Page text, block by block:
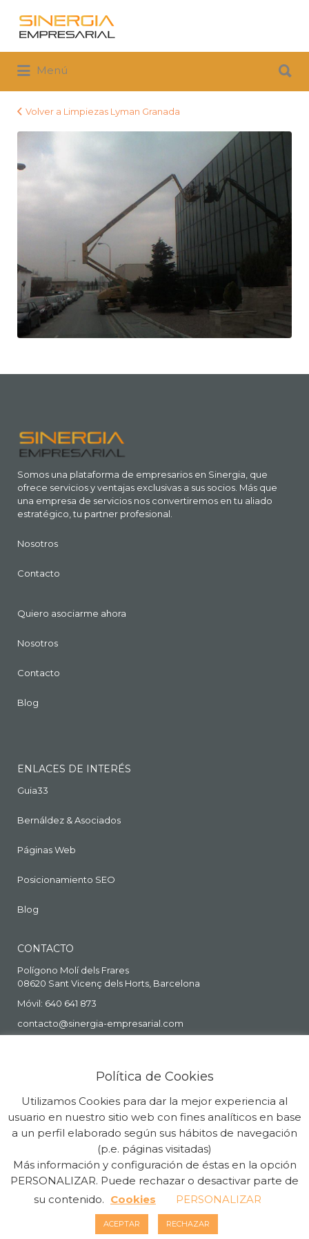
Buscar
por:
Menú
por:
Volver a Limpiezas Lyman Granada
Somos una plataforma de empresarios en Sinergia, que
ofrece servicios y ventajas exclusivas a sus socios. Más que
una empresa de servicios nos convertiremos en tu aliado
estratégico, tu partner profesional.
Nosotros
Contacto
Quiero asociarme ahora
Nosotros
Contacto
Blog
ENLACES DE INTERÉS
Guia33
Bernáldez & Asociados
Páginas Web
Posicionamiento SEO
Blog
CONTACTO
Polígono Molí dels Frares
08620 Sant Vicenç dels Horts, Barcelona
Móvil: 640 641 873
contacto@sinergia-empresarial.com
Copyright Sinergia Empresarial © 2026. Todos los Derechos
Reservados. Powered byGuia33 SL
Política de Cookies
Utilizamos Cookies para dar la mejor experiencia al
usuario en nuestro sitio web con fines analíticos en base
a un perfil elaborado según sus hábitos de navegación
(p.e. páginas visitadas)
Más información y configuración de éstas en la opción
PERSONALIZAR. Puede rechazar o desactivar parte de
su contenido. Cookies PERSONALIZAR
ACEPTAR RECHAZAR